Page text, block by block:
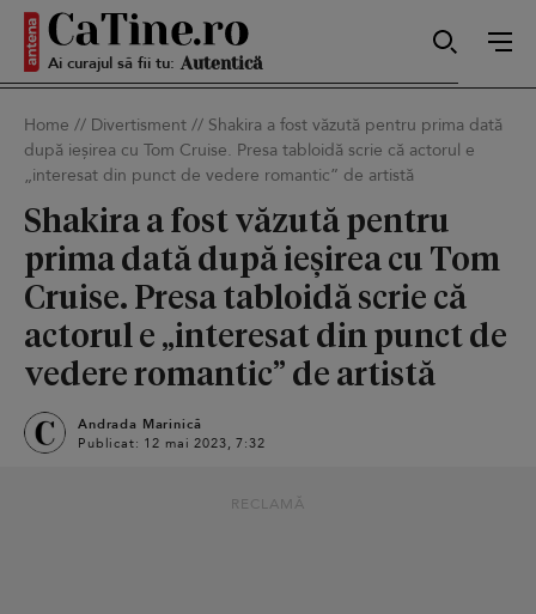
Ai curajul să fii tu: Sexy
Autentică
Sensibilă
Home // Divertisment // Shakira a fost văzută pentru prima dată
după ieșirea cu Tom Cruise. Presa tabloidă scrie că actorul e
„interesat din punct de vedere romantic” de artistă
Shakira a fost văzută pentru
prima dată după ieșirea cu Tom
Cruise. Presa tabloidă scrie că
actorul e „interesat din punct de
vedere romantic” de artistă
Andrada Marinică
Publicat: 12 mai 2023, 7:32
RECLAMĂ